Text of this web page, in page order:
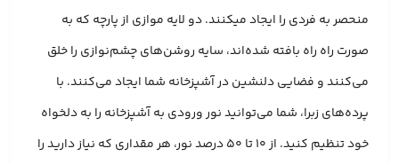
منحصر به فردی را ایجاد میکنند. دو لایه موازی از پارچه که به
صورت راه راه بافته شده‌اند، سایه روشن‌های چشم‌نوازی را خلق
می‌کنند و فضایی دلنشین در آشپزخانه شما ایجاد می‌کنند. با
پرده‌های زبرا، شما می‌توانید نور ورودی به آشپزخانه را به دلخواه
خود تنظیم کنید. از 10 تا 50 درصد نور، هر مقداری که نیاز دارید را